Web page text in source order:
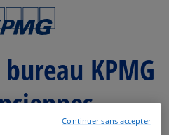
KPMG
Continuer sans accepter